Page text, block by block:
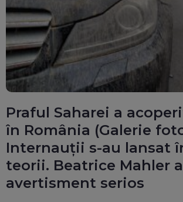
Praful Saharei a
în România (Galerie
Internauții s-au lansat
teorii. Beatrice Mahler
avertisment serios